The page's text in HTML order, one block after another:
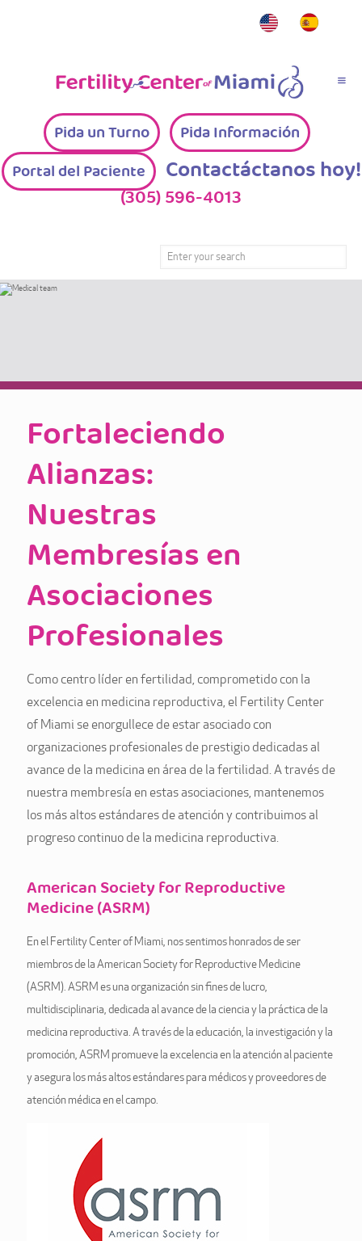
Pida un Turno Pida Información
Portal del Paciente Contactáctanos hoy!
(305) 596-4013
Fortaleciendo
Alianzas:
Nuestras
Membresías en
Asociaciones
Profesionales
Como centro líder en fertilidad, comprometido con la
excelencia en medicina reproductiva, el Fertility Center
of Miami se enorgullece de estar asociado con
organizaciones profesionales de prestigio dedicadas al
avance de la medicina en área de la fertilidad. A través de
nuestra membresía en estas asociaciones, mantenemos
los más altos estándares de atención y contribuimos al
progreso continuo de la medicina reproductiva.
American Society for Reproductive
Medicine (ASRM)
En el Fertility Center of Miami, nos sentimos honrados de ser
miembros de la American Society for Reproductive Medicine
(ASRM). ASRM es una organización sin fines de lucro,
multidisciplinaria, dedicada al avance de la ciencia y la práctica de la
medicina reproductiva. A través de la educación, la investigación y la
promoción, ASRM promueve la excelencia en la atención al paciente
y asegura los más altos estándares para médicos y proveedores de
atención médica en el campo.